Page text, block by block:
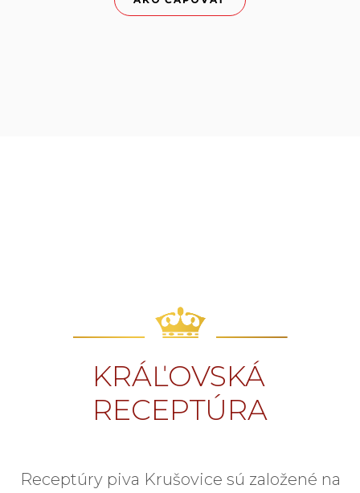
KRÁĽOVSKÁ
RECEPTÚRA
Receptúry piva Krušovice sú založené na